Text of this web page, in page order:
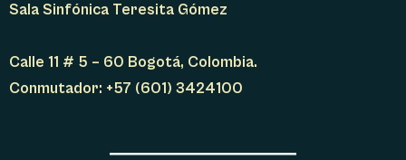
Sala Sinfónica Teresita Gómez
Calle 11 # 5 – 60 Bogotá, Colombia.
Conmutador: +57 (601) 3424100